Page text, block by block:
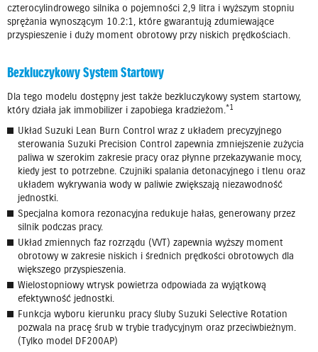
czterocylindrowego silnika o pojemności 2,9 litra i wyższym stopniu
sprężania wynoszącym 10.2:1, które gwarantują zdumiewające
przyspieszenie i duży moment obrotowy przy niskich prędkościach.
Bezkluczykowy System Startowy
Dla tego modelu dostępny jest także bezkluczykowy system startowy,
który działa jak immobilizer i zapobiega kradzieżom.*1
Układ Suzuki Lean Burn Control wraz z układem precyzyjnego
sterowania Suzuki Precision Control zapewnia zmniejszenie zużycia
paliwa w szerokim zakresie pracy oraz płynne przekazywanie mocy,
kiedy jest to potrzebne. Czujniki spalania detonacyjnego i tlenu oraz
układem wykrywania wody w paliwie zwiększają niezawodność
jednostki.
Specjalna komora rezonacyjna redukuje hałas, generowany przez
silnik podczas pracy.
Układ zmiennych faz rozrządu (VVT) zapewnia wyższy moment
obrotowy w zakresie niskich i średnich prędkości obrotowych dla
większego przyspieszenia.
Wielostopniowy wtrysk powietrza odpowiada za wyjątkową
efektywność jednostki.
Funkcja wyboru kierunku pracy śluby Suzuki Selective Rotation
pozwala na pracę śrub w trybie tradycyjnym oraz przeciwbieżnym.
(Tylko model DF200AP)